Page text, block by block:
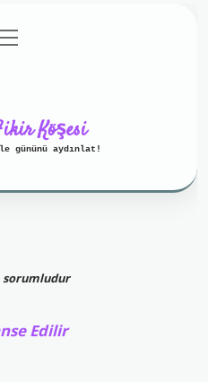
Politikası
Köşesi
gününü aydınlat!
sorumludur
Edilir